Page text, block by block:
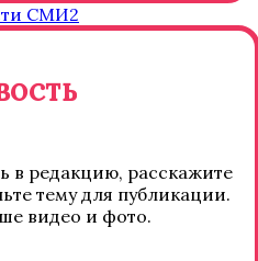
СМИ2
в редакцию, расскажите
тему для публикации.
видео и фото.